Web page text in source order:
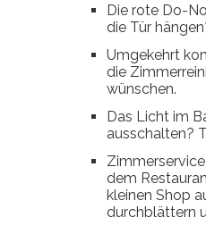
Die rote Do-
die Tür
Umgekehrt
die
wünschen.
Das Licht im
ausschalten?
dem
kleinen Shop
durchblättern